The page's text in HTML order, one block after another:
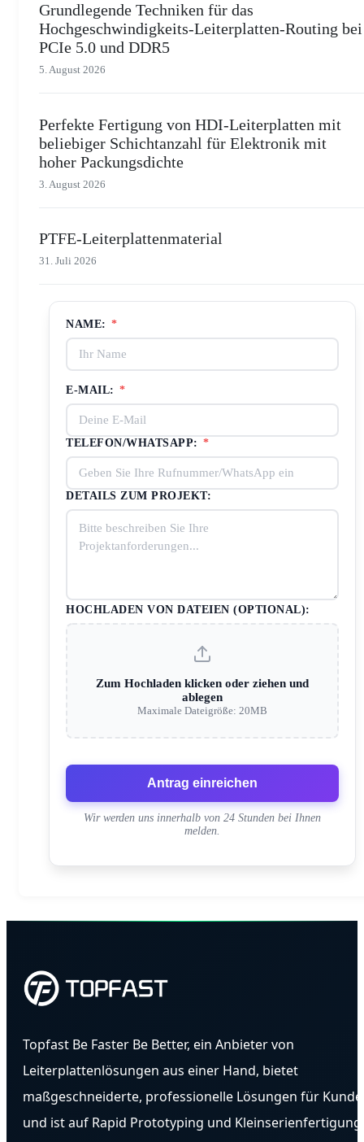
Grundlegende Techniken für das
Hochgeschwindigkeits-Leiterplatten-Routing bei
PCIe 5.0 und DDR5
5. August 2026
Perfekte Fertigung von HDI-Leiterplatten mit
beliebiger Schichtanzahl für Elektronik mit
hoher Packungsdichte
3. August 2026
PTFE-Leiterplattenmaterial
31. Juli 2026
NAME: *
E-MAIL: *
TELEFON/WHATSAPP: *
DETAILS ZUM PROJEKT:
HOCHLADEN VON DATEIEN (OPTIONAL):
Zum Hochladen klicken oder ziehen und
ablegen
Maximale Dateigröße: 20MB
Antrag einreichen
Wir werden uns innerhalb von 24 Stunden bei Ihnen
melden.
Topfast Be Faster Be Better, ein Anbieter von
Leiterplattenlösungen aus einer Hand, bietet
maßgeschneiderte, professionelle Lösungen für
und ist auf Rapid Prototyping und Kleinserienfertigung